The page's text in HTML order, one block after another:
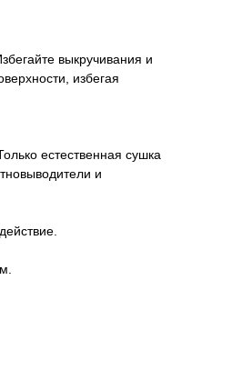
выкручивания и
избегая
естественная сушка
и